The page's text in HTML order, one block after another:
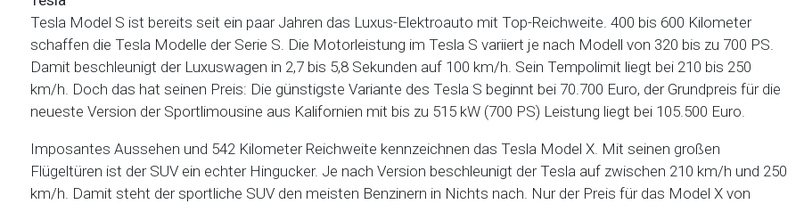
Tesla Model S ist bereits seit ein paar Jahren das Luxus-Elektroauto mit Top-Reichweite. 400 bis 600 Kilometer
schaffen die Tesla Modelle der Serie S. Die Motorleistung im Tesla S variiert je nach Modell von 320 bis zu 700 PS.
Damit beschleunigt der Luxuswagen in 2,7 bis 5,8 Sekunden auf 100 km/h. Sein Tempolimit liegt bei 210 bis 250
km/h. Doch das hat seinen Preis: Die günstigste Variante des Tesla S beginnt bei 70.700 Euro, der Grundpreis für die
neueste Version der Sportlimousine aus Kalifornien mit bis zu 515 kW (700 PS) Leistung liegt bei 105.500 Euro.
Imposantes Aussehen und 542 Kilometer Reichweite kennzeichnen das Tesla Model X. Mit seinen großen
Flügeltüren ist der SUV ein echter Hingucker. Je nach Version beschleunigt der Tesla auf zwischen 210 km/h und 250
km/h. Damit steht der sportliche SUV den meisten Benzinern in Nichts nach. Nur der Preis für das Model X von